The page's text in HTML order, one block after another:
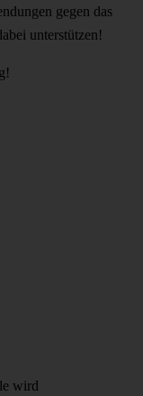
gegen das
unterstützen!
wird